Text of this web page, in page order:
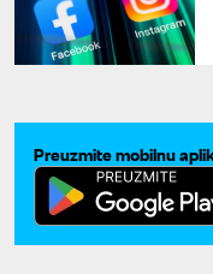
Preuzmite mobilnu